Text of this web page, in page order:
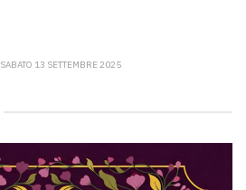
SABATO 13 SETTEMBRE 2025